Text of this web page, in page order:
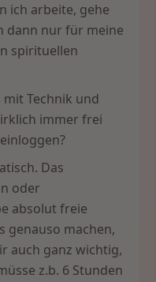
ich arbeite, gehe
dann nur für meine
spirituellen
mit Technik und
immer frei
Das
oder
absolut freie
genauso machen,
auch ganz wichtig,
z.b. 6 Stunden